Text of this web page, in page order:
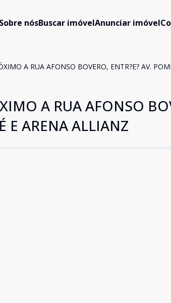
Sobre nósBuscar imóvelAnunciar imóvel
A RUA AFONSO BOVERO, ENTR?E? AV.
A RUA AFONSO
E ARENA ALLIANZ